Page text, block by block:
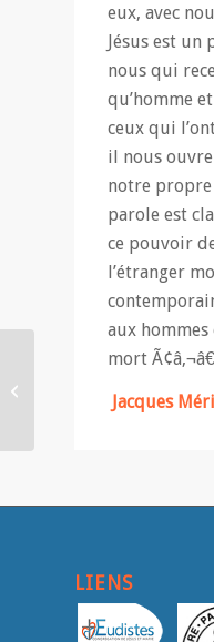
eux, avec
Jésus est un
nous qui
qu’homme
ceux qui
il nous
notre propre
parole est
ce pouvoir
l’étranger
aux hommes
mort
Jacques
LIENS
Saint-Eustache. Retour
sur des conférences qui
ââ‚¬Å“donnent Ãƒ ...